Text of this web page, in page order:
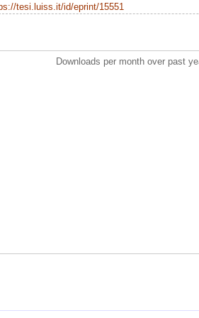
tesi.luiss.it/id/eprint/15551
Downloads per month over past